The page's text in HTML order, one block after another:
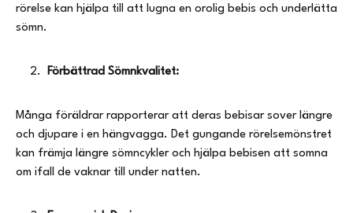
rörelse kan hjälpa till att lugna en orolig bebis och underlätta
sömn.
Förbättrad Sömnkvalitet:
Många föräldrar rapporterar att deras bebisar sover längre
och djupare i en hängvagga. Det gungande rörelsemönstret
kan främja längre sömncykler och hjälpa bebisen att somna
om ifall de vaknar till under natten.